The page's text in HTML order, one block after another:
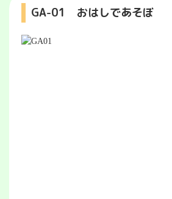
GA-01 おはしであそぼ